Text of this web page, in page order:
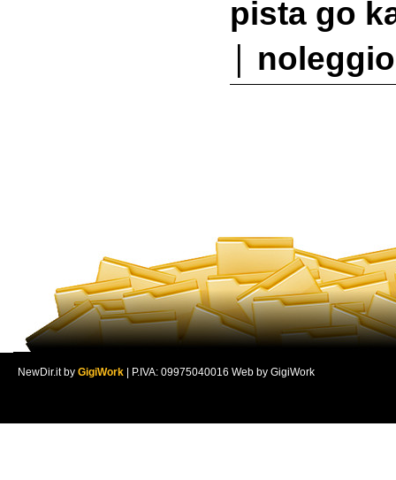
pista go
|
NewDir.it by GigiWork | P.IVA: 09975040016 Web by GigiWork